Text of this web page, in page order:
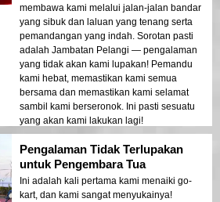
membawa kami melalui jalan-jalan bandar
yang sibuk dan laluan yang tenang serta
pemandangan yang indah. Sorotan pasti
adalah Jambatan Pelangi — pengalaman
yang tidak akan kami lupakan! Pemandu
kami hebat, memastikan kami semua
bersama dan memastikan kami selamat
sambil kami berseronok. Ini pasti sesuatu
yang akan kami lakukan lagi!
Pengalaman Tidak Terlupakan
untuk Pengembara Tua
Ini adalah kali pertama kami menaiki go-
kart, dan kami sangat menyukainya!